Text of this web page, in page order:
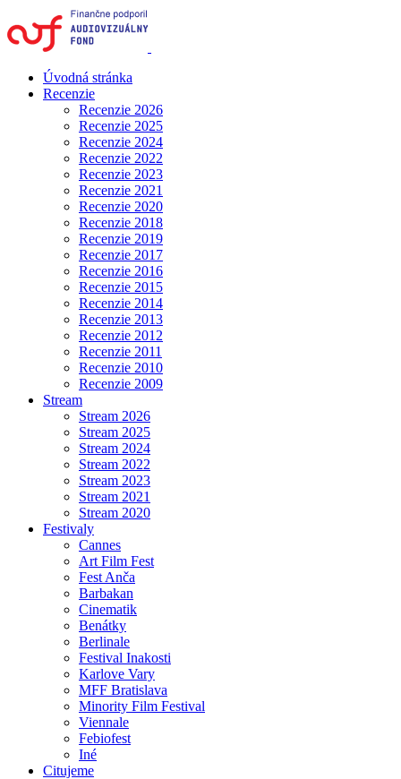
Úvodná stránka
Recenzie
Recenzie 2026
Recenzie 2025
Recenzie 2024
Recenzie 2022
Recenzie 2023
Recenzie 2021
Recenzie 2020
Recenzie 2018
Recenzie 2019
Recenzie 2017
Recenzie 2016
Recenzie 2015
Recenzie 2014
Recenzie 2013
Recenzie 2012
Recenzie 2011
Recenzie 2010
Recenzie 2009
Stream
Stream 2026
Stream 2025
Stream 2024
Stream 2022
Stream 2023
Stream 2021
Stream 2020
Festivaly
Cannes
Art Film Fest
Fest Anča
Barbakan
Cinematik
Benátky
Berlinale
Festival Inakosti
Karlove Vary
MFF Bratislava
Minority Film Festival
Viennale
Febiofest
Iné
Citujeme